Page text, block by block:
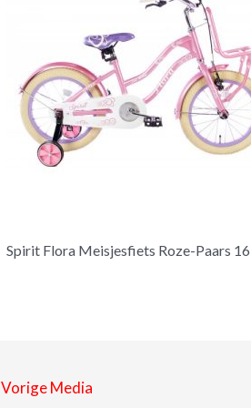
Spirit Flora Meisjesfiets Roze-Paars
Vorige Media